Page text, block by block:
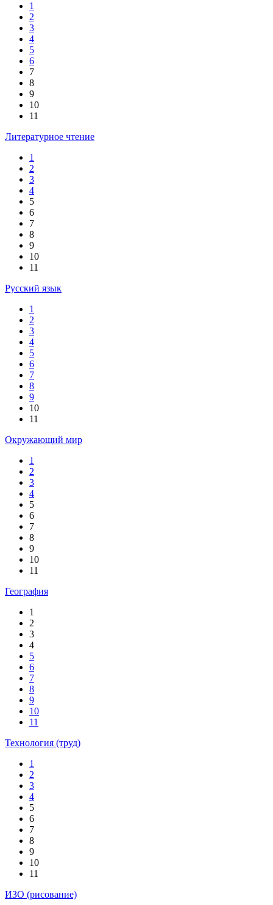
1
2
3
4
5
6
7
8
9
10
11
Литературное чтение
1
2
3
4
5
6
7
8
9
10
11
Русский язык
1
2
3
4
5
6
7
8
9
10
11
Окружающий мир
1
2
3
4
5
6
7
8
9
10
11
География
1
2
3
4
5
6
7
8
9
10
11
Технология (труд)
1
2
3
4
5
6
7
8
9
10
11
ИЗО (рисование)